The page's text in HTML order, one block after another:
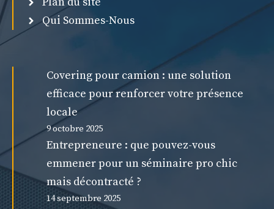
Qui Sommes-Nous
Covering pour camion : une solution
efficace pour renforcer votre présence
locale
9 octobre 2025
Entrepreneure : que pouvez-vous
emmener pour un séminaire pro chic
mais décontracté ?
14 septembre 2025